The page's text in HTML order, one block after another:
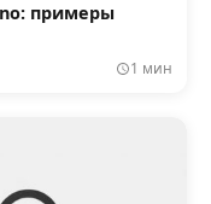
примеры
1 мин